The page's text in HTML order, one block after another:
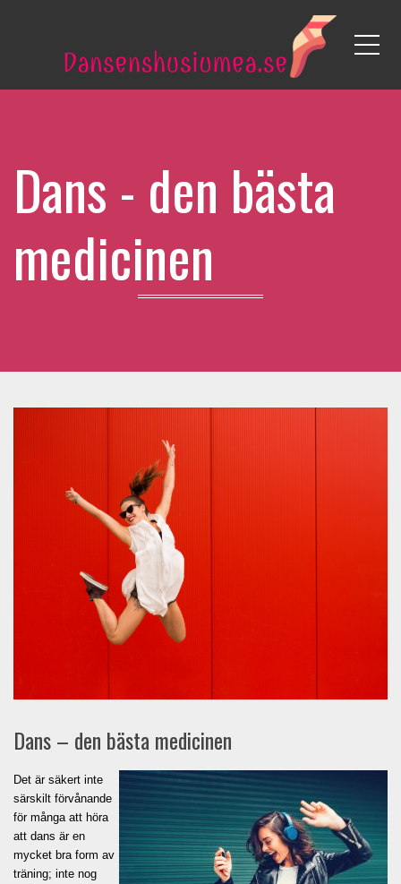
Dans - den bästa
medicinen
Dans – den bästa medicinen
Det är säkert inte
särskilt förvånande
för många att höra
att dans är en
mycket bra form av
träning; inte nog